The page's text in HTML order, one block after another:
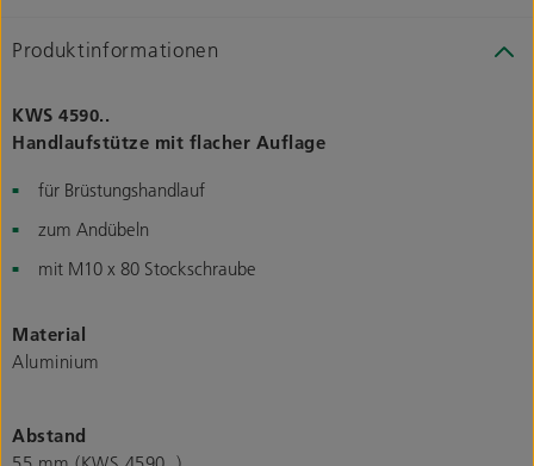
Produktinformationen
KWS 4590..
Handlaufstütze mit flacher Auflage
für Brüstungshandlauf
zum Andübeln
mit M10 x 80 Stockschraube
Material
Aluminium
Abstand